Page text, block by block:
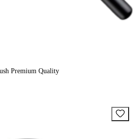
Premium Quality